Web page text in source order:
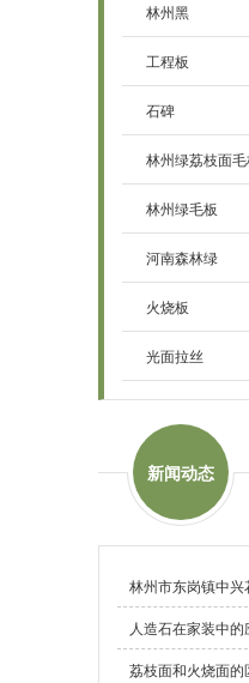
林州黑
工程板
石碑
林州绿荔枝面毛
林州绿毛板
河南森林绿
火烧板
光面拉丝
新闻动态
林州市东岗镇中
人造石在家装中的
荔枝面和火烧面的